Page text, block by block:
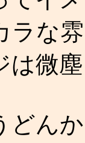
ラな
は微
どん